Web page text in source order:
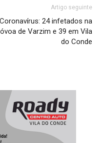
Artigo seguinte
Coronavírus: 24 infetados na
de Varzim e 39 em Vila
do Conde